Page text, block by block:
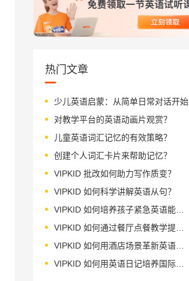
热门文章
少儿英语启蒙：从简单日常对话开始
对教学平台的英语动画片观赏？
儿童英语词汇记忆的有效策略？
创建个人词汇卡片来帮助记忆？
VIPKID 批改如何助力写作质变？
VIPKID 如何科学讲解英语从句？
VIPKID 如何培养孩子紧急英语能力？
VIPKID 如何通过餐厅点餐教学提升少儿英语应用能力？
VIPKID 如何用酒店场景革新英语教学？
VIPKID 如何用英语日记培养国际化人才？